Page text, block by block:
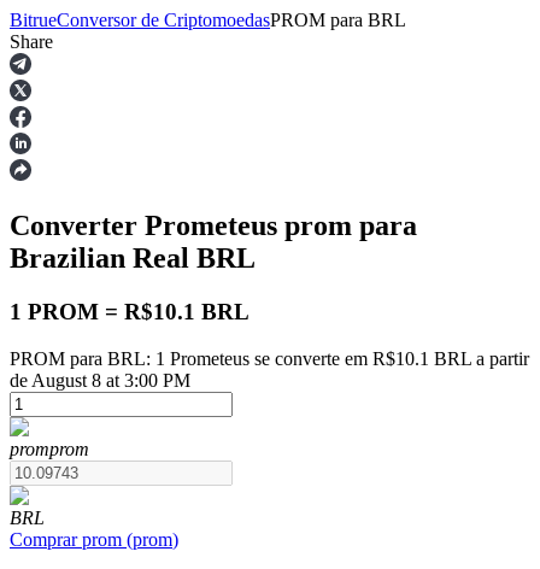
Futuros
Futuros de USDT
BitrueConversor de CriptomoedasPROM para BRL
Share
Converter Prometeus prom para
Brazilian Real BRL
1 PROM = R$10.1 BRL
PROM para BRL: 1 Prometeus se converte em R$10.1 BRL a partir
de August 8 at 3:00 PM
promprom
BRL
Comprar prom (prom)